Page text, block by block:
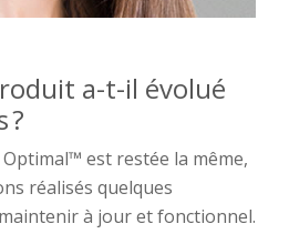
a-t-il évolué
?
Optimal™ est restée la même,
réalisés quelques
à jour et fonctionnel.